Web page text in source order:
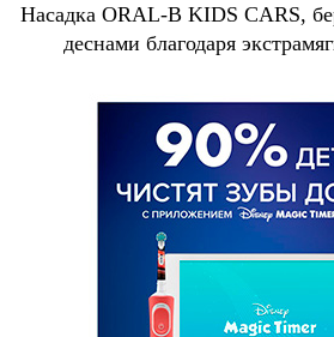
Насадка ORAL-B KIDS CARS,
деснами благодаря